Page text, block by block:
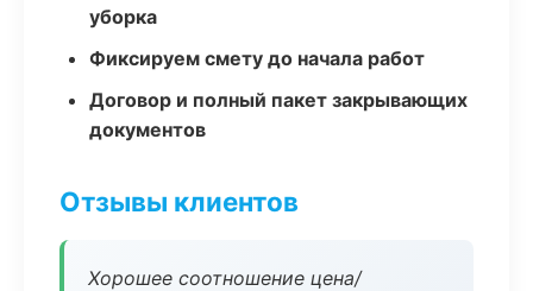
уборка
Фиксируем смету до начала работ
Договор и полный пакет закрывающих
документов
Отзывы клиентов
Хорошее соотношение цена/